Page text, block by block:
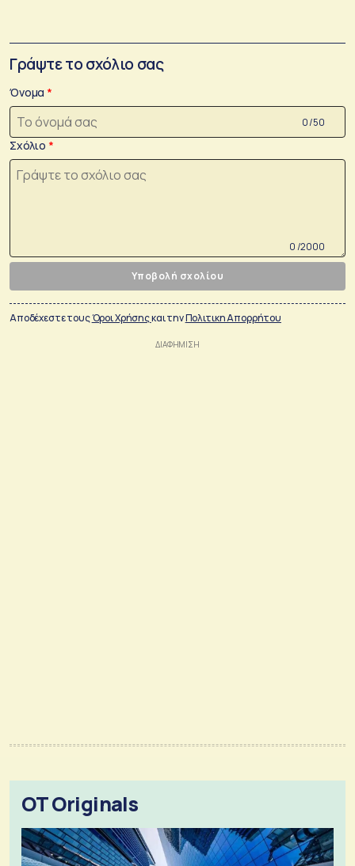
Γράψτε το σχόλιο σας
Όνομα
0 /50
Σχόλιο
0 /2000
Υποβολή σχολίου
Αποδέχεστε τουςΌροι Χρήσηςκαι τηνΠολιτικη Απορρήτου
OT Originals